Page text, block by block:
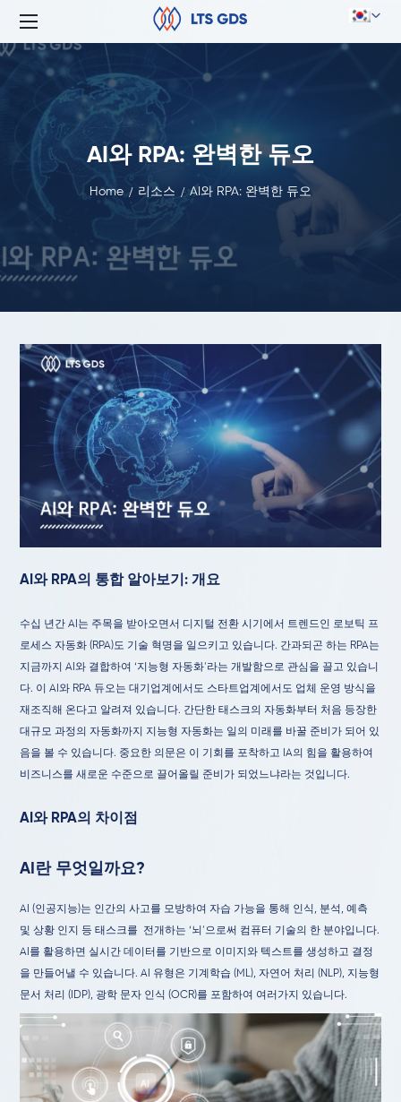
AI와 RPA: 완벽한 듀오
Home 리소스 AI와 RPA: 완벽한 듀오
AI와 RPA의 통합 알아보기: 개요
수십 년간 AI는 주목을 받아오면서 디지털 전환 시기에서 트렌드인 로보틱 프
로세스 자동화 (RPA)도 기술 혁명을 일으키고 있습니다. 간과되곤 하는 RPA는
지금까지 AI와 결합하여 ‘지능형 자동화’라는 개발함으로 관심을 끌고 있습니
다. 이 AI와 RPA 듀오는 대기업계에서도 스타트업계에서도 업체 운영 방식을
재조직해 온다고 알려져 있습니다. 간단한 태스크의 자동화부터 처음 등장한
대규모 과정의 자동화까지 지능형 자동화는 일의 미래를 바꿀 준비가 되어 있
음을 볼 수 있습니다. 중요한 의문은 이 기회를 포착하고 IA의 힘을 활용하여
비즈니스를 새로운 수준으로 끌어올릴 준비가 되었느냐라는 것입니다.
AI와 RPA의 차이점
AI란 무엇일까요?
AI (인공지능)는 인간의 사고를 모방하여 자습 가능을 통해 인식, 분석, 예측
및 상황 인지 등 태스크를 전개하는 ‘뇌’으로써 컴퓨터 기술의 한 분야입니다.
AI를 활용하면 실시간 데이터를 기반으로 이미지와 텍스트를 생성하고 결정
을 만들어낼 수 있습니다. AI 유형은 기계학습 (ML), 자연어 처리 (NLP), 지능형
문서 처리 (IDP), 광학 문자 인식 (OCR)를 포함하여 여러가지 있습니다.